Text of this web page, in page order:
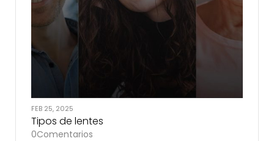
FEB 25, 2025
Tipos de lentes
0Comentarios